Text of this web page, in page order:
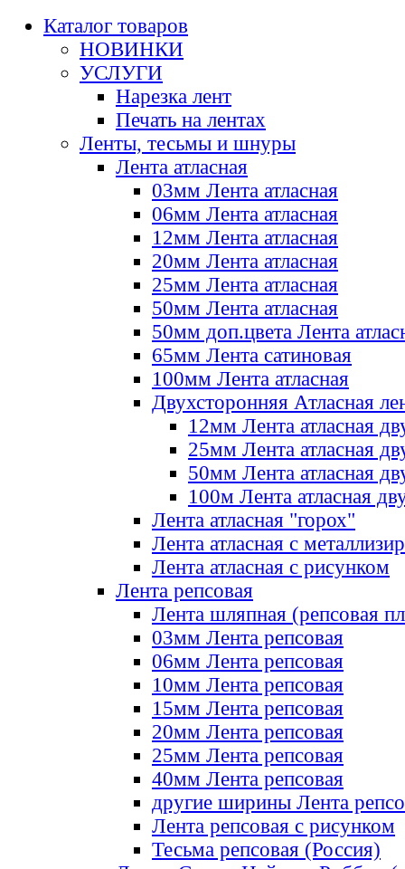
Каталог товаров
НОВИНКИ
УСЛУГИ
Нарезка лент
Печать на лентах
Ленты, тесьмы и шнуры
Лента атласная
03мм Лента атласная
06мм Лента атласная
12мм Лента атласная
20мм Лента атласная
25мм Лента атласная
50мм Лента атласная
50мм доп.цвета Лента
65мм Лента сатиновая
100мм Лента атласная
Двухсторонняя Атласная
12мм Лента атласная
25мм Лента атласная
50мм Лента атласная
100м Лента атласная
Лента атласная "горох"
Лента атласная с
Лента атласная с рисунком
Лента репсовая
Лента шляпная (репсовая
03мм Лента репсовая
06мм Лента репсовая
10мм Лента репсовая
15мм Лента репсовая
20мм Лента репсовая
25мм Лента репсовая
40мм Лента репсовая
другие ширины Лента
Лента репсовая с рисунком
Тесьма репсовая (Россия)